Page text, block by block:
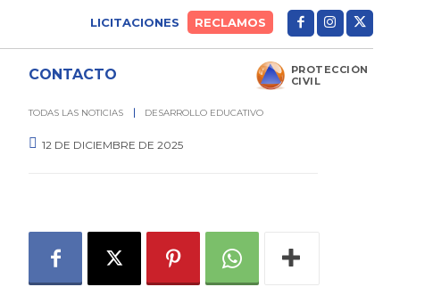
LICITACIONES RECLAMOS
CONTACTO
PROTECCIÓN
CIVIL
TODAS LAS NOTICIAS DESARROLLO EDUCATIVO
12 DE DICIEMBRE DE 2025